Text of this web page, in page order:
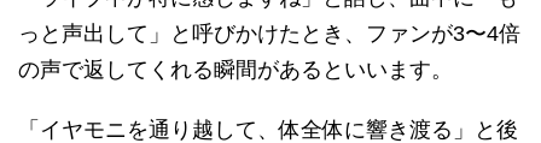
っと声出して」と呼びかけたとき、ファンが3〜4倍
の声で返してくれる瞬間があるといいます。
「イヤモニを通り越して、体全体に響き渡る」と後